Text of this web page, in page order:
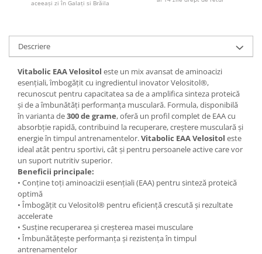
aceeași zi în Galați si Brăila
Descriere
Vitabolic EAA Velositol este un mix avansat de aminoacizi
esențiali, îmbogățit cu ingredientul inovator Velositol®,
recunoscut pentru capacitatea sa de a amplifica sinteza proteică
și de a îmbunătăți performanța musculară. Formula, disponibilă
în varianta de300 de grame, oferă un profil complet de EAA cu
absorbție rapidă, contribuind la recuperare, creștere musculară și
energie în timpul antrenamentelor.Vitabolic EAA Velositol este
ideal atât pentru sportivi, cât și pentru persoanele active care vor
un suport nutritiv superior.
Beneficii principale:
• Conține toți aminoacizii esențiali (EAA) pentru sinteză proteică
optimă
• Îmbogățit cu Velositol® pentru eficiență crescută și rezultate
accelerate
• Susține recuperarea și creșterea masei musculare
• Îmbunătățește performanța și rezistența în timpul
antrenamentelor